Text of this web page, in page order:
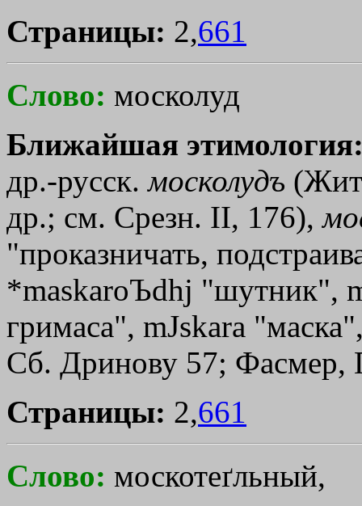
Страницы: 2,661
Слово: москолуд
Ближайшая
др.-русск.москолудъ
др.; см. Срезн. II, 176),
"проказничать,
*maskaroЪdhj "шутник",
гримаса", mЈskara
Сб. Дринову 57; Фасмер,
Страницы: 2,661
Слово: москотеґльный,